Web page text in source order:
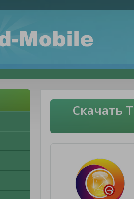
Скачать